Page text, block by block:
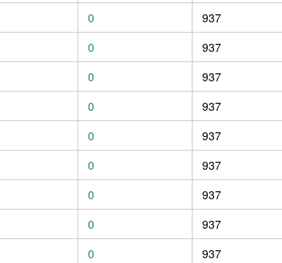
0 937
0 937
0 937
0 937
0 937
0 937
0 937
0 937
0 937